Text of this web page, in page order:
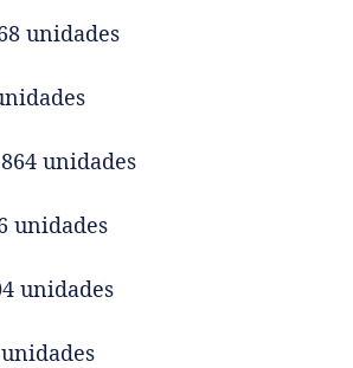
unidades
unidades
unidades
unidades
unidades